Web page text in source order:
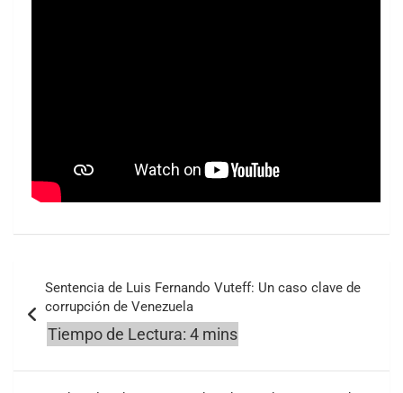
de
entradas
Sentencia de Luis Fernando Vuteff: Un caso clave de
corrupción de Venezuela